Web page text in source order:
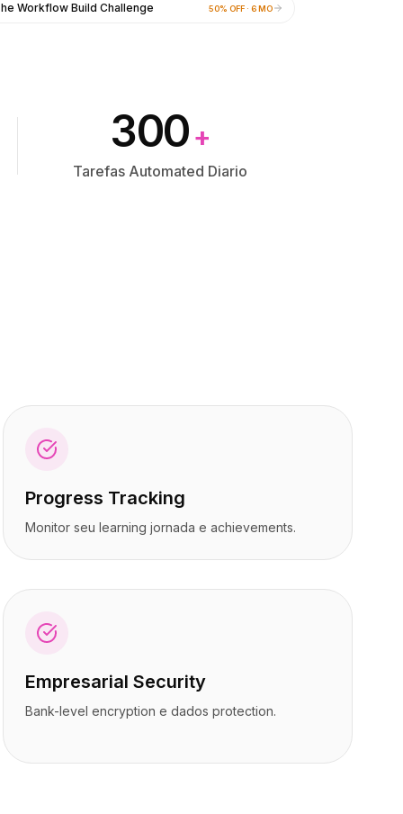
Workflow Build Challenge 50% OFF · 6 MO
300+
Tarefas Automated Diario
Progress Tracking
Monitor seu learning jornada e achievements.
Empresarial Security
Bank-level encryption e dados protection.